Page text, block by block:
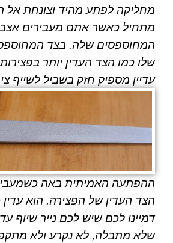
מחליקה לפתע מהיד וצונחת
מתחיל כאשר אתם מעבירים
המחוספסים שלה. בצד
שלו כמו הצד העדין יותר
עדיין מספיק חזק בשביל לשייף
ההפתעה האמיתית באה
הצד העדין של הפצירה. הוא עדין
דמיינו לכם שיש לכם נייר שיוף
שלא מתבלה, לא נקרע ולא